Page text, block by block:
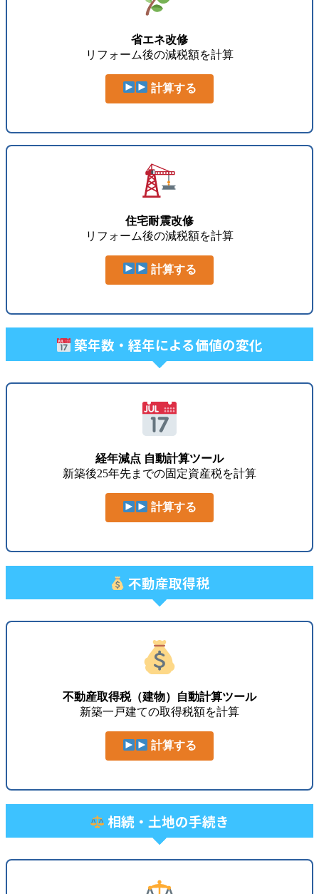
省エネ改修
リフォーム後の減税額を計算
計算する
住宅耐震改修
リフォーム後の減税額を計算
計算する
築年数・経年による価値の変化
経年減点 自動計算ツール
新築後25年先までの固定資産税を計算
計算する
不動産取得税
不動産取得税（建物）自動計算ツール
新築一戸建ての取得税額を計算
計算する
相続・土地の手続き